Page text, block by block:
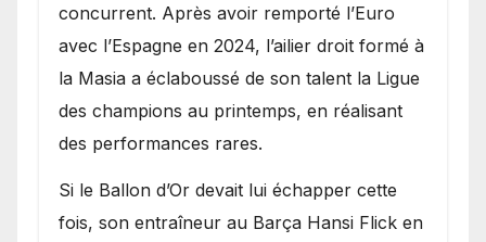
concurrent. Après avoir remporté l’Euro
avec l’Espagne en 2024, l’ailier droit formé à
la Masia a éclaboussé de son talent la Ligue
des champions au printemps, en réalisant
des performances rares.
Si le Ballon d’Or devait lui échapper cette
fois, son entraîneur au Barça Hansi Flick en